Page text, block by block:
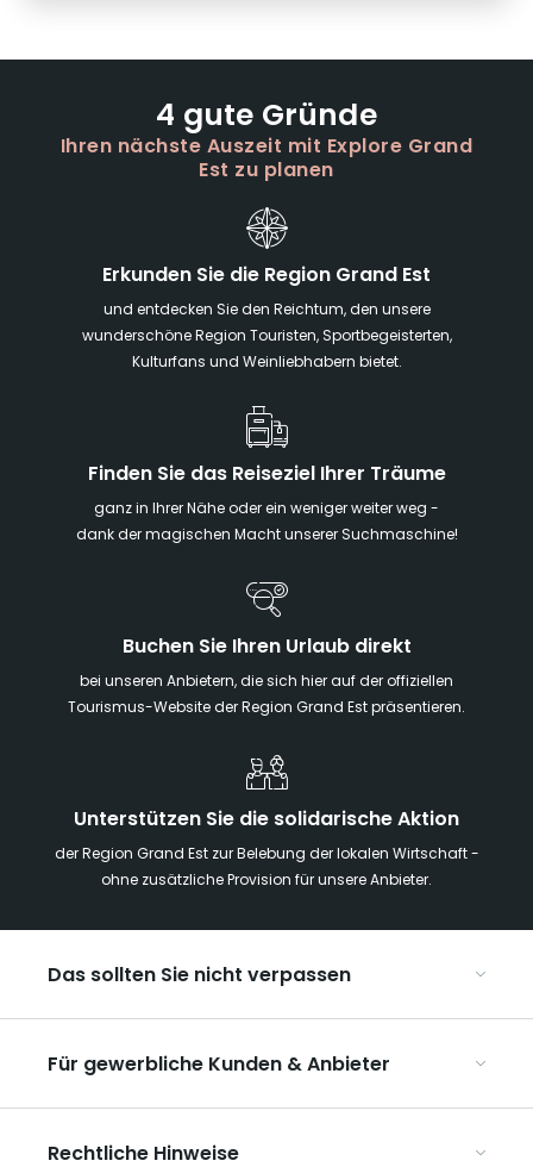
4 gute Gründe
Ihren nächste Auszeit mit Explore Grand
Est zu planen
Erkunden Sie die Region Grand Est
und entdecken Sie den Reichtum, den unsere
wunderschöne Region Touristen, Sportbegeisterten,
Kulturfans und Weinliebhabern bietet.
Finden Sie das Reiseziel Ihrer Träume
ganz in Ihrer Nähe oder ein weniger weiter weg -
dank der magischen Macht unserer Suchmaschine!
Buchen Sie Ihren Urlaub direkt
bei unseren Anbietern, die sich hier auf der offiziellen
Tourismus-Website der Region Grand Est präsentieren.
Unterstützen Sie die solidarische Aktion
der Region Grand Est zur Belebung der lokalen Wirtschaft -
ohne zusätzliche Provision für unsere Anbieter.
Das sollten Sie nicht verpassen
Die Weihnachtsmärkte im Grand Est
Ribeauvillé, zwischen Weinbergen und Bergen
Unsere UNESCO-Welterbestätten
Für gewerbliche Kunden & Anbieter
Organisieren Sie Ihre Gruppenreisen
Rechtliche Hinweise